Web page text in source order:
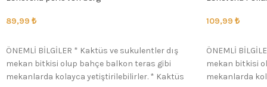
89,99 ₺
ÖNEMLİ BİLGİLER * Kaktüs ve sukulentler dış
mekan bitkisi olup bahçe balkon teras gibi
mekanlarda kolayca yetiştirilebilirler. * Kaktüs
109,99 ₺
ÖNEMLİ
mekan bitkisi
mekanlarda